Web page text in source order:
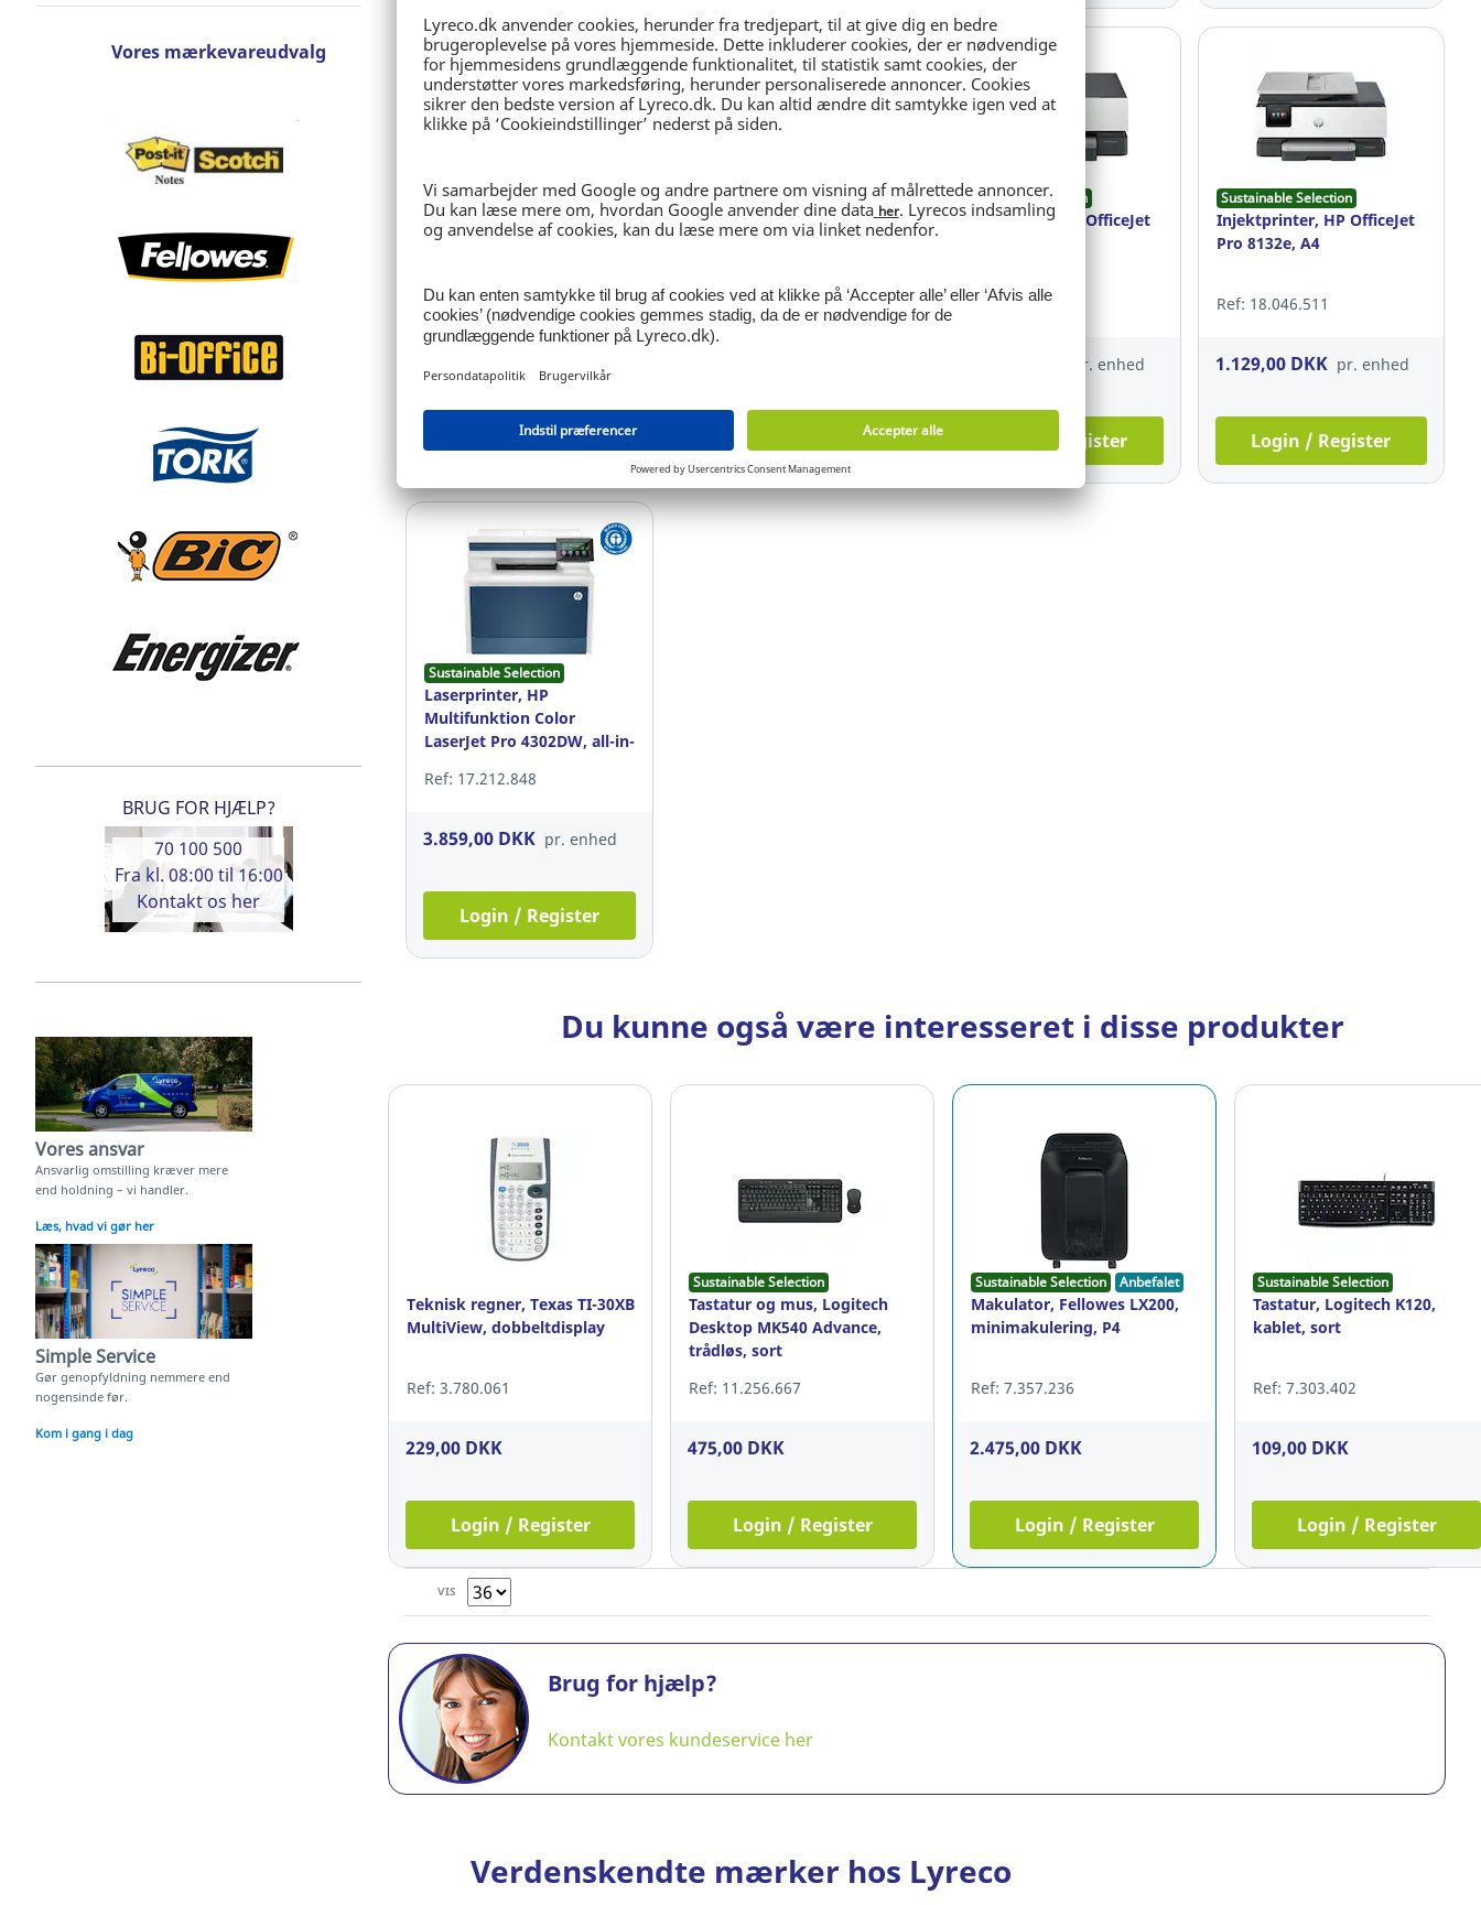
Vores mærkevareudvalg
BRUG FOR HJÆLP?
70 100 500
Fra kl. 08:00 til 16:00
Kontakt os her
Vores ansvar
Ansvarlig omstilling kræver mere
end holdning – vi handler.
Læs, hvad vi gør her
Simple Service
Gør genopfyldning nemmere end
nogensinde før.
Kom i gang i dag
Multifunktionsprinter,
Brother MFC-J6960DW, A3
Ref: 22.005.302
pr. enhed
Login / Register
Multifunktionsprinter,
Brother MFC-J1010DW, A4
Ref: 21.533.003
Login / Register
Sustainable Selection
Inkjetprinter, HP OfficeJet
Ref: 19.202.973
pr. enhed
Login / Register
Sustainable Selection
Injektprinter, HP OfficeJet
Pro 8132e, A4
Ref: 18.046.511
1.129,00 DKK pr. enhed
Login / Register
Sustainable Selection
Laserprinter, HP
Multifunktion Color
LaserJet Pro 4302DW, all-in-
Ref: 17.212.848
3.859,00 DKK pr. enhed
Login / Register
Du kunne også være interesseret i disse produkter
Teknisk regner, Texas TI-30XB
MultiView, dobbeltdisplay
Ref: 3.780.061
229,00 DKK
Login / Register
Sustainable Selection
Tastatur og mus, Logitech
Desktop MK540 Advance,
trådløs, sort
Ref: 11.256.667
475,00 DKK
Login / Register
Sustainable Selection Anbefalet
Makulator, Fellowes LX200,
minimakulering, P4
Ref: 7.357.236
2.475,00 DKK
Login / Register
Sustainable Selection
Tastatur, Logitech K120,
kablet, sort
Ref: 7.303.402
109,00 DKK
Login / Register
VIS
Brug for hjælp?
Kontakt vores kundeservice her
Verdenskendte mærker hos Lyreco